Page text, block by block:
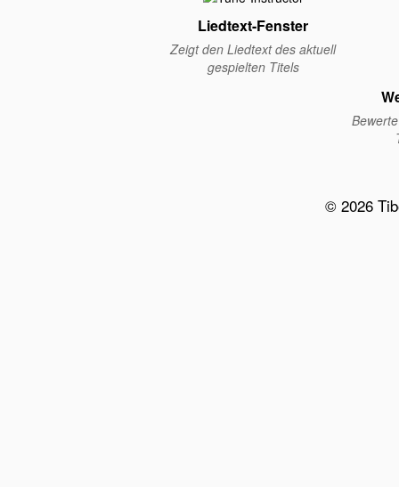
Liedtext-Fenster
Zeigt den Liedtext des aktuell
gespielten Titels
© 2026